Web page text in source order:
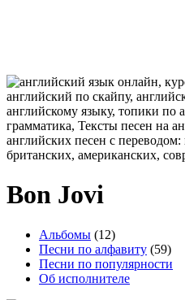
Bon Jovi
Альбомы (12)
Песни по алфавиту (59)
Песни по популярности
Об исполнителе